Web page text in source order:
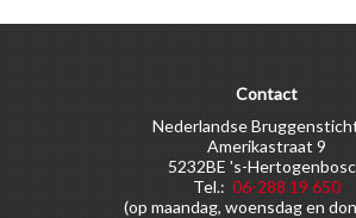
Contact
Nederlandse
Amerikastraat 9
5232BE 's-
Tel.: 06-288 19 650
(op maandag, woensdag en